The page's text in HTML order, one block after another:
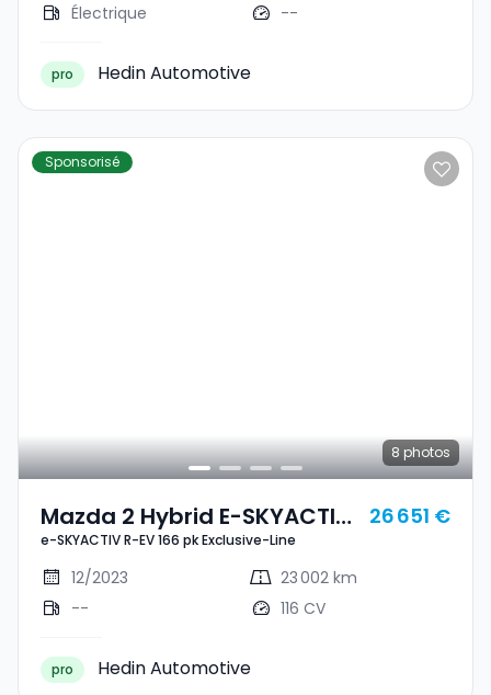
Électrique
--
pro Hedin Automotive
Sponsorisé
8 photos
Mazda 2 Hybrid E-SKYACTIV
R-EV 166 Pk Exclusive-Line
e-SKYACTIV R-EV 166 pk Exclusive-Line
26 651 €
12/2023
23 002 km
--
116 CV
pro Hedin Automotive